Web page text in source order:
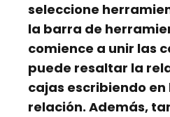
seleccione
la barra de
comience a unir las
puede resaltar la
cajas escribiendo en
relación. Además,